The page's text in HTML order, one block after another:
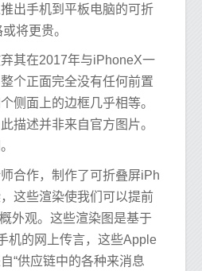
出手机到平板电脑的可折
将更贵。
其在2017年与iPhoneX一
个正面完全没有任何前置
侧面上的边框几乎相等。
描述并非来自官方图片。
合作，制作了可折叠屏iPh
这些渲染使我们可以提前
外观。这些渲染图是基于
机的网上传言，这些Apple
“供应链中的各种来消息